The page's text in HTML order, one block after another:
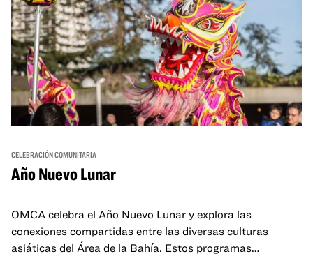
CELEBRACIÓN COMUNITARIA
Año Nuevo Lunar
OMCA celebra el Año Nuevo Lunar y explora las
conexiones compartidas entre las diversas culturas
asiáticas del Área de la Bahía. Estos programas